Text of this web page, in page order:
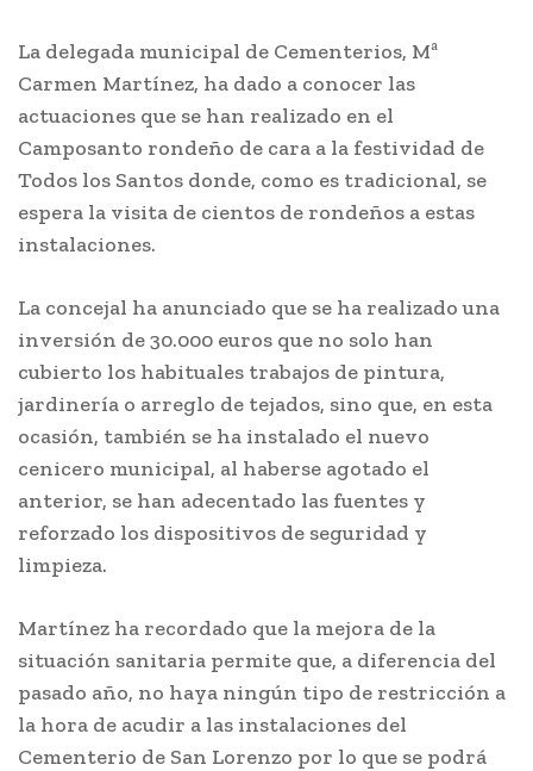
La delegada municipal de Cementerios, Mª
Carmen Martínez, ha dado a conocer las
actuaciones que se han realizado en el
Camposanto rondeño de cara a la festividad de
Todos los Santos donde, como es tradicional, se
espera la visita de cientos de rondeños a estas
instalaciones.
La concejal ha anunciado que se ha realizado una
inversión de 30.000 euros que no solo han
cubierto los habituales trabajos de pintura,
jardinería o arreglo de tejados, sino que, en esta
ocasión, también se ha instalado el nuevo
cenicero municipal, al haberse agotado el
anterior, se han adecentado las fuentes y
reforzado los dispositivos de seguridad y
limpieza.
Martínez ha recordado que la mejora de la
situación sanitaria permite que, a diferencia del
pasado año, no haya ningún tipo de restricción a
la hora de acudir a las instalaciones del
Cementerio de San Lorenzo por lo que se podrá